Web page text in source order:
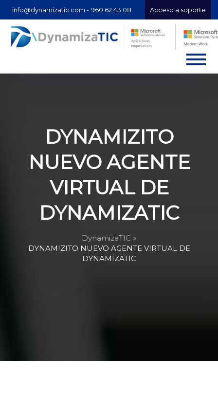
info@dynamizatic.com - 960 62 43 08 Acceso a soporte
DYNAMIZITO
NUEVO AGENTE
VIRTUAL DE
DYNAMIZATIC
DynamizaTIC »
DYNAMIZITO NUEVO AGENTE VIRTUAL DE
DYNAMIZATIC